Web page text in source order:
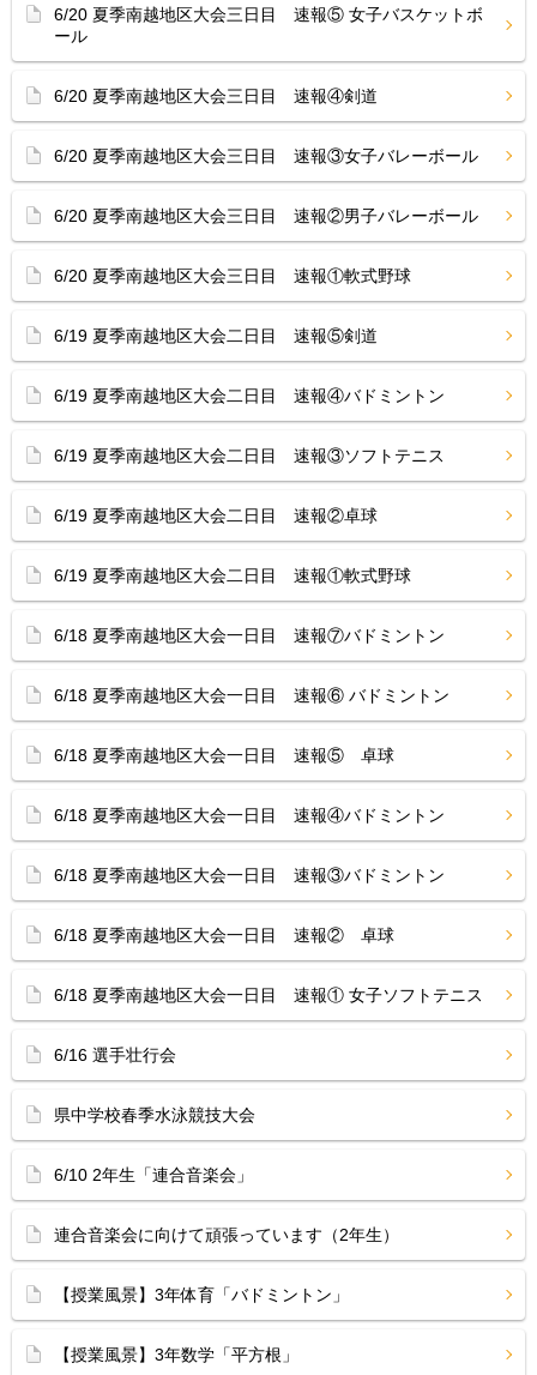
6/20 夏季南越地区大会三日目 速報⑤ 女子バスケットボ
ール
6/20 夏季南越地区大会三日目 速報④剣道
6/20 夏季南越地区大会三日目 速報③女子バレーボール
6/20 夏季南越地区大会三日目 速報②男子バレーボール
6/20 夏季南越地区大会三日目 速報①軟式野球
6/19 夏季南越地区大会二日目 速報⑤剣道
6/19 夏季南越地区大会二日目 速報④バドミントン
6/19 夏季南越地区大会二日目 速報③ソフトテニス
6/19 夏季南越地区大会二日目 速報②卓球
6/19 夏季南越地区大会二日目 速報①軟式野球
6/18 夏季南越地区大会一日目 速報⑦バドミントン
6/18 夏季南越地区大会一日目 速報⑥ バドミントン
6/18 夏季南越地区大会一日目 速報⑤ 卓球
6/18 夏季南越地区大会一日目 速報④バドミントン
6/18 夏季南越地区大会一日目 速報③バドミントン
6/18 夏季南越地区大会一日目 速報② 卓球
6/18 夏季南越地区大会一日目 速報① 女子ソフトテニス
6/16 選手壮行会
県中学校春季水泳競技大会
6/10 2年生「連合音楽会」
連合音楽会に向けて頑張っています（2年生）
【授業風景】3年体育「バドミントン」
【授業風景】3年数学「平方根」